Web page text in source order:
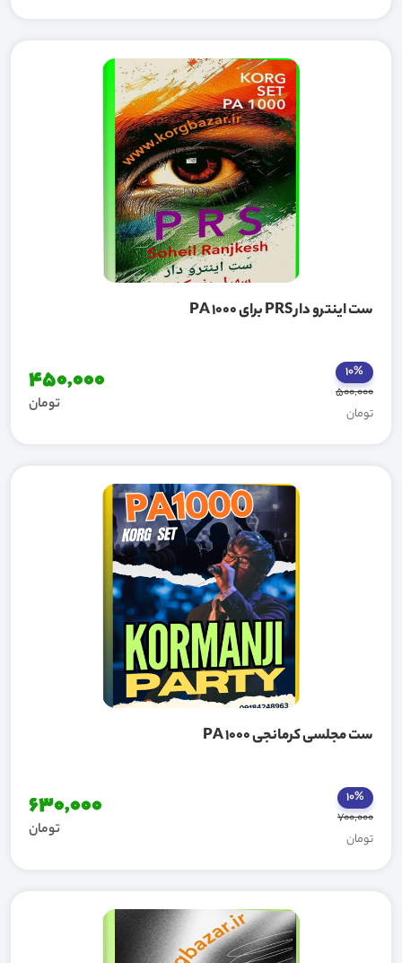
ست اینترو دار PRS برای PA 1000
10%
500,000
تومان
450,000
تومان
ست مجلسی کرمانجی PA 1000
10%
700,000
تومان
630,000
تومان